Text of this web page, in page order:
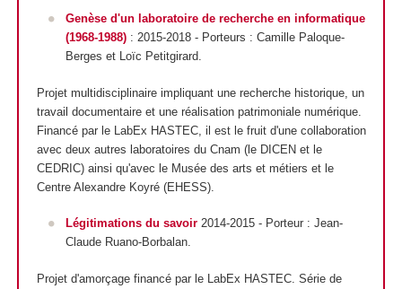
Genèse d'un laboratoire de recherche en informatique
(1968-1988) : 2015-2018 - Porteurs : Camille Paloque-
Berges et Loïc Petitgirard.
Projet multidisciplinaire impliquant une recherche historique, un
travail documentaire et une réalisation patrimoniale numérique.
Financé par le LabEx HASTEC, il est le fruit d'une collaboration
avec deux autres laboratoires du Cnam (le DICEN et le
CEDRIC) ainsi qu'avec le Musée des arts et métiers et le
Centre Alexandre Koyré (EHESS).
Légitimations du savoir 2014-2015 - Porteur : Jean-
Claude Ruano-Borbalan.
Projet d'amorçage financé par le LabEx HASTEC. Série de